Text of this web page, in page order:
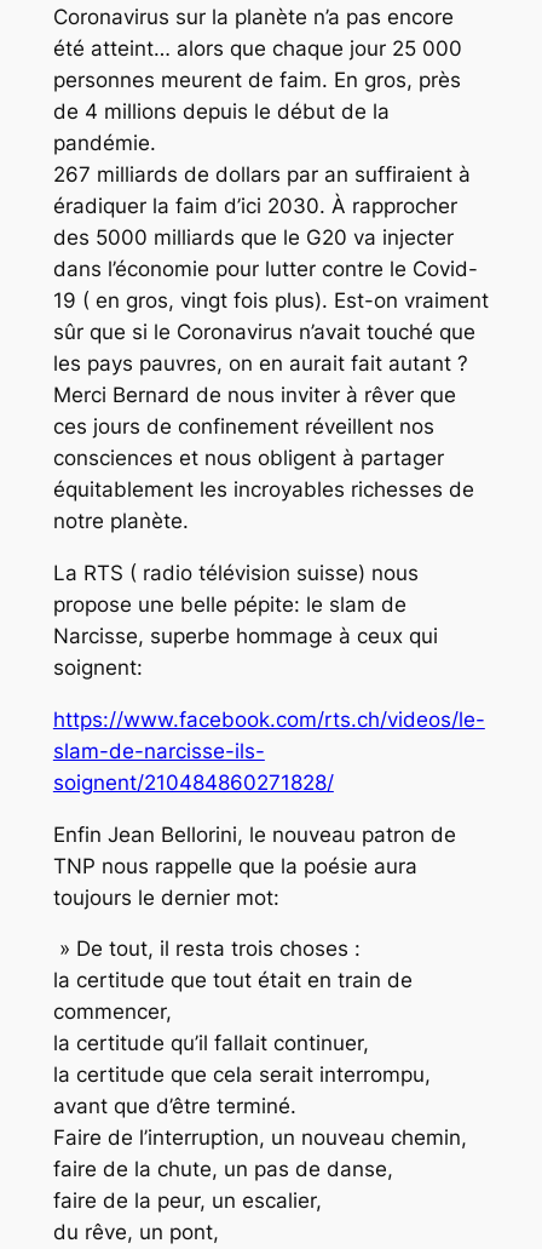
Coronavirus sur la planète n’a pas encore
été atteint… alors que chaque jour 25 000
personnes meurent de faim. En gros, près
de 4 millions depuis le début de la
pandémie.
267 milliards de dollars par an suffiraient à
éradiquer la faim d’ici 2030. À rapprocher
des 5000 milliards que le G20 va injecter
dans l’économie pour lutter contre le Covid-
19 ( en gros, vingt fois plus). Est-on vraiment
sûr que si le Coronavirus n’avait touché que
les pays pauvres, on en aurait fait autant ?
Merci Bernard de nous inviter à rêver que
ces jours de confinement réveillent nos
consciences et nous obligent à partager
équitablement les incroyables richesses de
notre planète.
La RTS ( radio télévision suisse) nous
propose une belle pépite: le slam de
Narcisse, superbe hommage à ceux qui
soignent:
https://www.facebook.com/rts.ch/videos/le-
slam-de-narcisse-ils-
soignent/210484860271828/
Enfin Jean Bellorini, le nouveau patron de
TNP nous rappelle que la poésie aura
toujours le dernier mot:
» De tout, il resta trois choses :
la certitude que tout était en train de
commencer,
la certitude qu’il fallait continuer,
la certitude que cela serait interrompu,
avant que d’être terminé.
Faire de l’interruption, un nouveau chemin,
faire de la chute, un pas de danse,
faire de la peur, un escalier,
du rêve, un pont,